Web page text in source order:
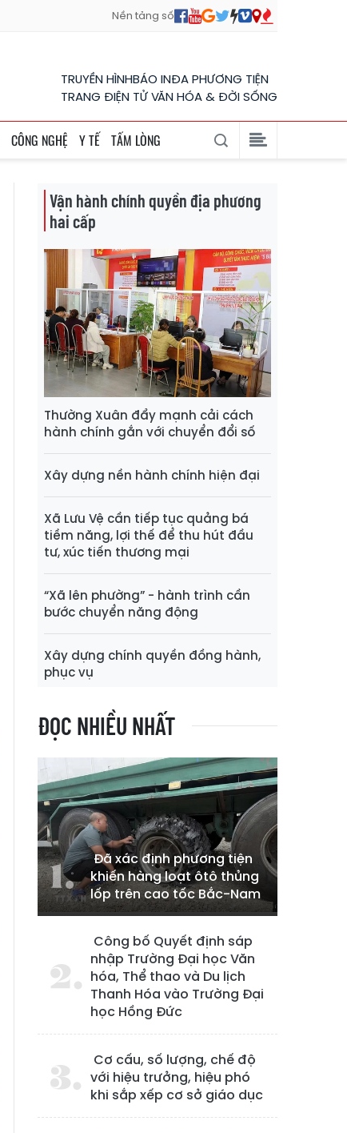
Nền tảng số
TRUYỀN HÌNHBÁO INĐA PHƯƠNG TIỆN
TRANG ĐIỆN TỬ VĂN HÓA & ĐỜI SỐNG
CÔNG NGHỆ Y TẾ TẤM LÒNG
Vận hành chính quyền địa phương
hai cấp
Thường Xuân đẩy mạnh cải cách
hành chính gắn với chuyển đổi số
Xây dựng nền hành chính hiện đại
Xã Lưu Vệ cần tiếp tục quảng bá
tiềm năng, lợi thế để thu hút đầu
tư, xúc tiến thương mại
“Xã lên phường” - hành trình cần
bước chuyển năng động
Xây dựng chính quyền đồng hành,
phục vụ
ĐỌC NHIỀU NHẤT
Đã xác định phương tiện
khiến hàng loạt ôtô thủng
lốp trên cao tốc Bắc-Nam
Công bố Quyết định sáp
nhập Trường Đại học Văn
hóa, Thể thao và Du lịch
Thanh Hóa vào Trường Đại
học Hồng Đức
Cơ cấu, số lượng, chế độ
với hiệu trưởng, hiệu phó
khi sắp xếp cơ sở giáo dục